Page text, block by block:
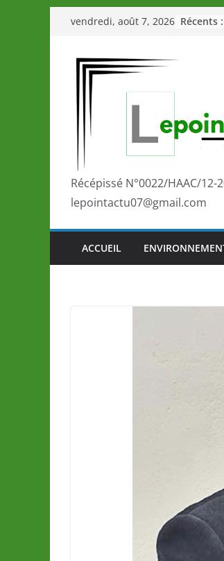
Passer
contenu
vendredi, août 7, 2026 Récents :
Récépissé N°0022/HAAC/12-
lepointactu07@gmail.com
ACCUEIL